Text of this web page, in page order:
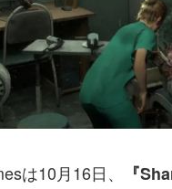
は10月16日、 『